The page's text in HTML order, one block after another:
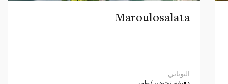
Maroulosalata
اليوناني